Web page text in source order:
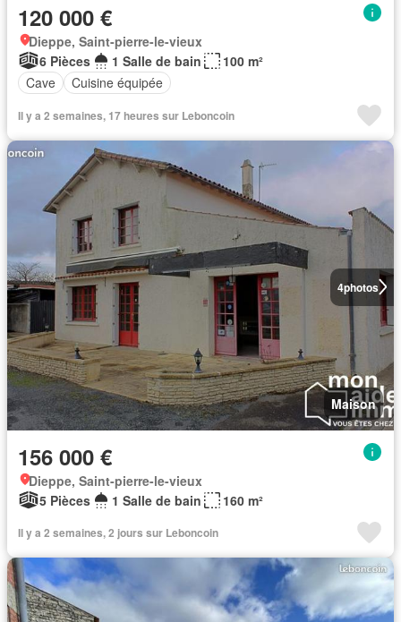
120 000 €
Dieppe, Saint-pierre-le-vieux
6 Pièces
1 Salle de bain
100 m²
Cave
Cuisine équipée
Il y a 2 semaines, 17 heures sur Leboncoin
4photos
Maison
156 000 €
Dieppe, Saint-pierre-le-vieux
5 Pièces
1 Salle de bain 160 m²
Il y a 2 semaines, 2 jours sur Leboncoin